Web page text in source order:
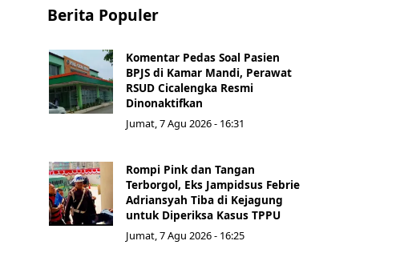
Berita Populer
Komentar Pedas Soal Pasien
BPJS di Kamar Mandi, Perawat
RSUD Cicalengka Resmi
Dinonaktifkan
Jumat, 7 Agu 2026 - 16:31
Rompi Pink dan Tangan
Terborgol, Eks Jampidsus Febrie
Adriansyah Tiba di Kejagung
untuk Diperiksa Kasus TPPU
Jumat, 7 Agu 2026 - 16:25